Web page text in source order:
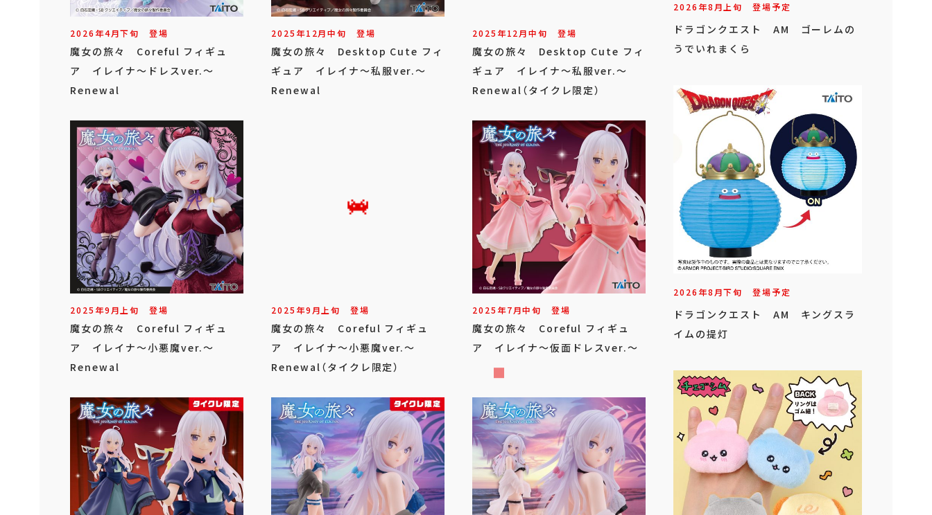
2026年4月下旬 登場
魔女の旅々 Coreful フィギュ
ア イレイナ～ドレスver.～
Renewal
2025年12月中旬 登場
魔女の旅々 Desktop Cute フィ
ギュア イレイナ～私服ver.～
Renewal
2025年12月中旬 登場
魔女の旅々 Desktop Cute フィ
ギュア イレイナ～私服ver.～
Renewal（タイクレ限定）
2025年9月上旬 登場
魔女の旅々 Coreful フィギュ
ア イレイナ～小悪魔ver.～
Renewal
2025年9月上旬 登場
魔女の旅々 Coreful フィギュ
ア イレイナ～小悪魔ver.～
Renewal（タイクレ限定）
2025年7月中旬 登場
魔女の旅々 Coreful フィギュ
ア イレイナ～仮面ドレスver.～
2026年8月上旬 登場予定
ドラゴンクエスト AM ゴーレムの
うでいれまくら
2026年8月下旬 登場予定
ドラゴンクエスト AM キングスラ
イムの提灯